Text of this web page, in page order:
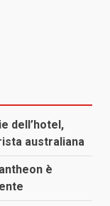
dell’hotel,
australiana
è